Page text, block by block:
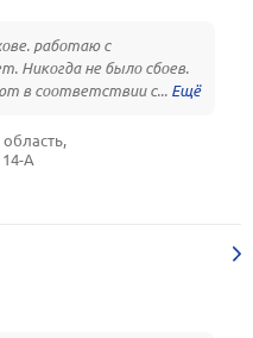
работаю с
Никогда не было сбоев.
в соответствии с...
А